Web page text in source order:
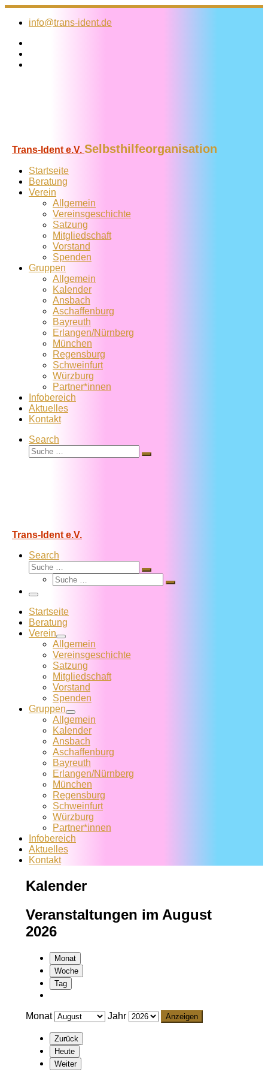
Zum
Inhalt
info@trans-ident.de
Trans-Ident e.V. Selbsthilfeorganisation
Startseite
Beratung
Verein
Allgemein
Vereins­geschichte
Satzung
Mitglied­schaft
Vorstand
Spenden
Gruppen
Allgemein
Kalender
Ansbach
Aschaffenburg
Bayreuth
Erlangen/Nürnberg
München
Regensburg
Schweinfurt
Würzburg
Partner*innen
Infobereich
Aktuelles
Kontakt
Search
Suche
Suche
Trans-Ident e.V.
Search
Suche
Suche
Suche
Suche
Menü
Startseite
Beratung
Verein
Allgemein
Vereins­geschichte
Satzung
Mitglied­schaft
Vorstand
Spenden
Gruppen
Allgemein
Kalender
Ansbach
Aschaffenburg
Bayreuth
Erlangen/Nürnberg
München
Regensburg
Schweinfurt
Würzburg
Partner*innen
Infobereich
Aktuelles
Kontakt
Kalender
Veranstaltungen im August
2026
Monat
Woche
Tag
Monat Jahr
Zurück
Heute
Weiter